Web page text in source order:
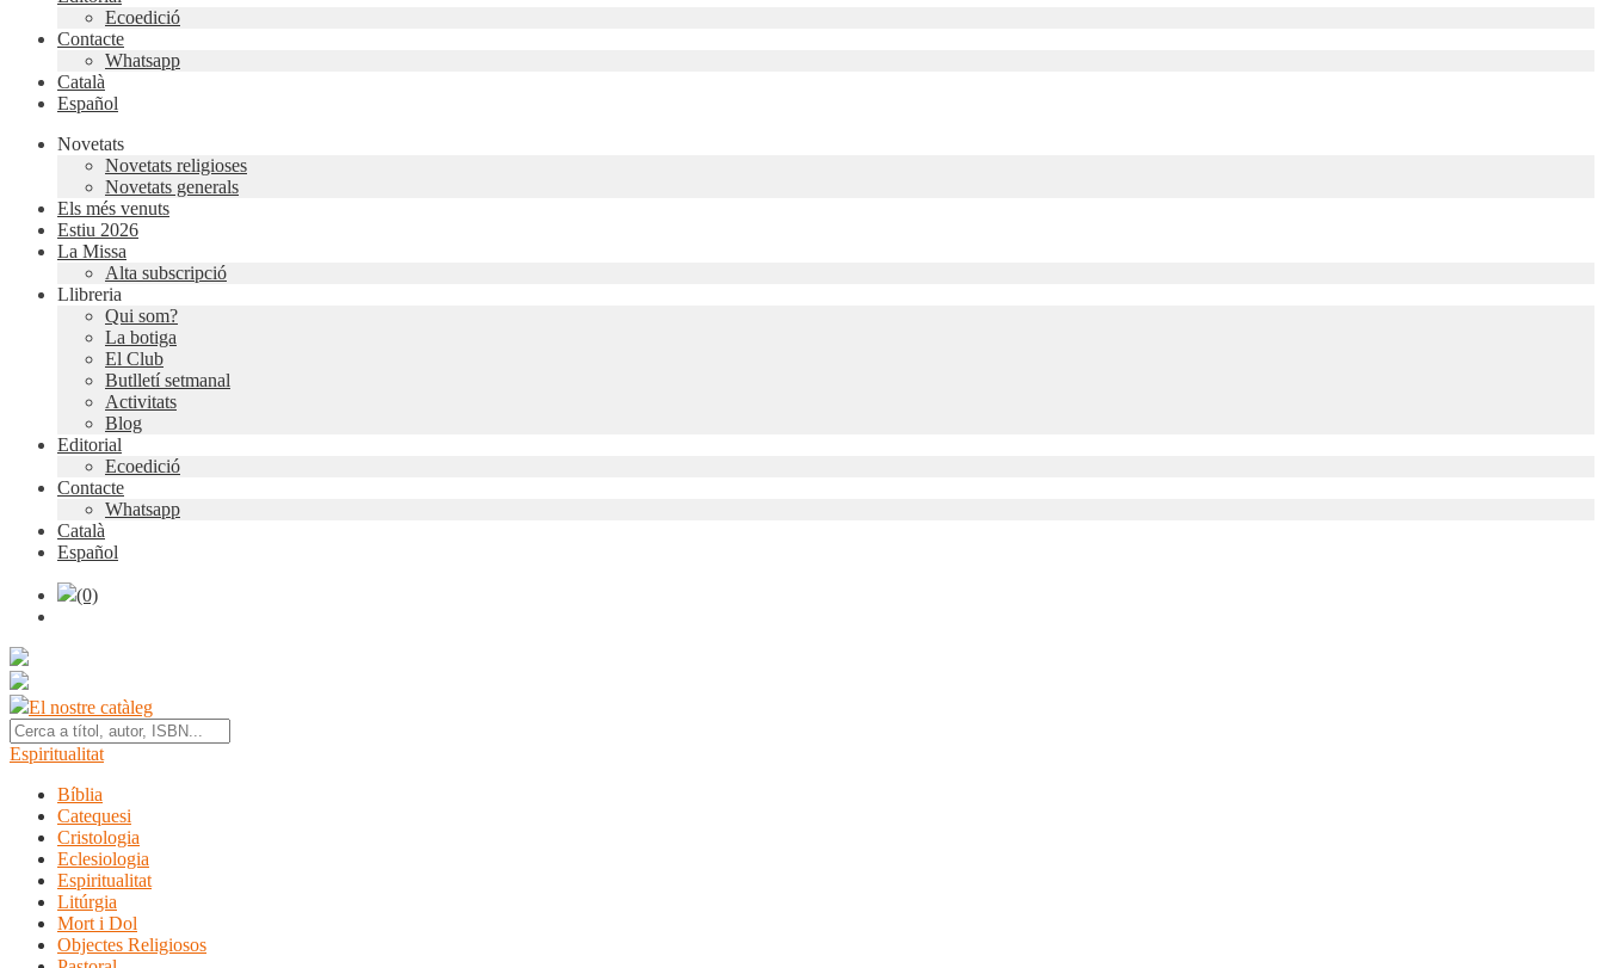
Ecoedició
Contacte
Whatsapp
Català
Español
Novetats
Novetats religioses
Novetats generals
Els més venuts
Estiu 2026
La Missa
Alta subscripció
Llibreria
Qui som?
La botiga
El Club
Butlletí setmanal
Activitats
Blog
Editorial
Ecoedició
Contacte
Whatsapp
Català
Español
(0)
El nostre catàleg
Espiritualitat
Bíblia
Catequesi
Cristologia
Eclesiologia
Espiritualitat
Litúrgia
Mort i Dol
Objectes Religiosos